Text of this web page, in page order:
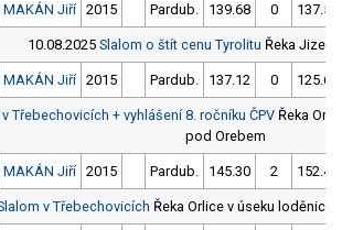
MAKÁN Jiří 2015 Pardub. 139.68 0 137.54
10.08.2025 Slalom o štít cenu Tyrolitu Řeka
MAKÁN Jiří 2015 Pardub. 137.12 0 125.62
Třebechovicích + vyhlášení 8. ročníku ČPV Řeka
pod Orebem
MAKÁN Jiří 2015 Pardub. 145.30 2 152.40
v Třebechovicích Řeka Orlice v úseku loděnice